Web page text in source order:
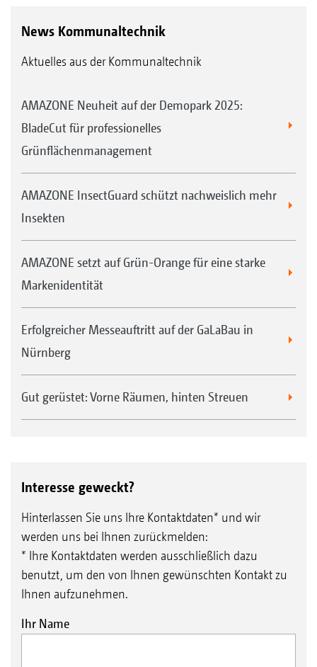
News Kommunaltechnik
Aktuelles aus der Kommunaltechnik
AMAZONE Neuheit auf der Demopark 2025:
BladeCut für professionelles
Grünflächenmanagement
AMAZONE InsectGuard schützt nachweislich mehr
Insekten
AMAZONE setzt auf Grün-Orange für eine starke
Markenidentität
Erfolgreicher Messeauftritt auf der GaLaBau in
Nürnberg
Gut gerüstet: Vorne Räumen, hinten Streuen
Interesse geweckt?
Hinterlassen Sie uns Ihre Kontaktdaten* und wir
werden uns bei Ihnen zurückmelden:
* Ihre Kontaktdaten werden ausschließlich dazu
benutzt, um den von Ihnen gewünschten Kontakt zu
Ihnen aufzunehmen.
Ihr Name